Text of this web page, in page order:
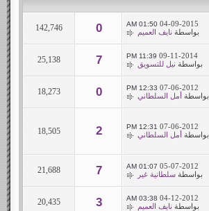
04-09-2015
01:50 AM
بواسطة نايف العميم 0
142,746
09-11-2014
11:39 PM
بواسطة نيل للتسويق 7
25,138
07-06-2012
12:33 PM
بواسطة أمل السلطاني 0
18,273
07-06-2012
12:31 PM
بواسطة أمل السلطاني 2
18,505
05-07-2012
01:07 AM
بواسطة سلطانية غير 7
21,688
04-12-2012
03:38 AM
بواسطة نايف العميم 3
20,435